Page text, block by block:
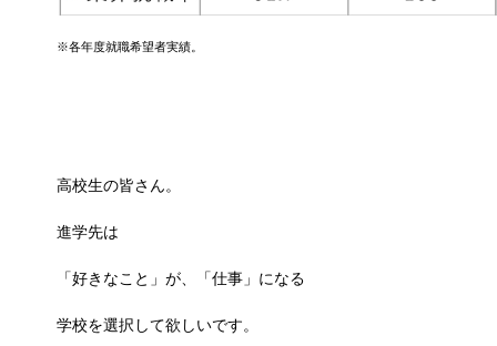
※各年度就職希望者実績。
高校生の皆さん。
進学先は
「好きなこと」が、「仕事」になる
学校を選択して欲しいです。